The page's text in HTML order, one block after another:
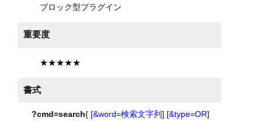
ブロック型プラグイン
重要度
★★★★★
書式
?cmd=search{ [&word=検索文字列] [&type=OR]